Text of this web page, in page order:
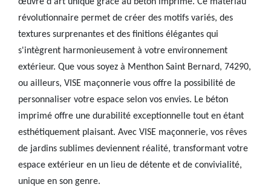
révolutionnaire permet de créer des motifs variés, des
textures surprenantes et des finitions élégantes qui
s'intègrent harmonieusement à votre environnement
extérieur. Que vous soyez à Menthon Saint Bernard, 74290,
ou ailleurs, VISE maçonnerie vous offre la possibilité de
personnaliser votre espace selon vos envies. Le béton
imprimé offre une durabilité exceptionnelle tout en étant
esthétiquement plaisant. Avec VISE maçonnerie, vos rêves
de jardins sublimes deviennent réalité, transformant votre
espace extérieur en un lieu de détente et de convivialité,
unique en son genre.